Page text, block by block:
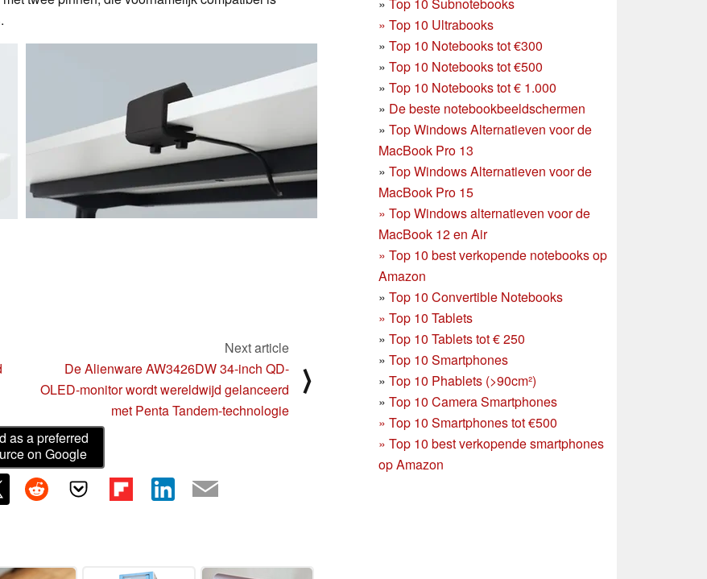
» Top 10 Ultrabooks
» Top 10 Notebooks tot €300
» Top 10 Notebooks tot €500
» Top 10 Notebooks tot € 1.000
» De beste notebookbeeldschermen
» Top Windows Alternatieven voor de
MacBook Pro 13
» Top Windows Alternatieven voor de
MacBook Pro 15
» Top Windows alternatieven voor de
MacBook 12 en Air
» Top 10 best verkopende notebooks op
Amazon
» Top 10 Convertible Notebooks
» Top 10 Tablets
» Top 10 Tablets tot € 250
» Top 10 Smartphones
» Top 10 Phablets (>90cm²)
» Top 10 Camera Smartphones
» Top 10 Smartphones tot €500
» Top 10 best verkopende smartphones
op Amazon
Next article
De Alienware AW3426DW 34-inch QD-
OLED-monitor wordt wereldwijd gelanceerd
met Penta Tandem-technologie
⟩
as a preferred
on Google